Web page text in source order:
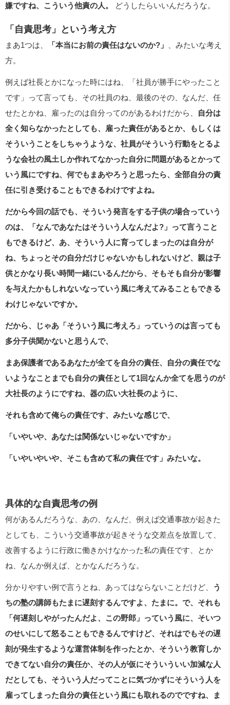
嫌ですね、こういう他責の人。 どうしたらいいんだろうな。
「自責思考」という考え方
まあ1つは、 「本当にお前の責任はないのか?」
、みたいな考え
方。
例えば社長とかになった時にはね、「社員が勝手にやったこと
です」って言っても、その社員のね、最後のその、なんだ、任
せたとかね、雇ったのは自分ってのがあるわけだから、
自分は
全く知らなかったとしても、雇った責任があるとか、もしくは
そういうことをしちゃうような、社員がそういう行動をとるよ
うな会社の風土しか作れてなかった自分に問題があるとかって
いう風にですね、何でもまあやろうと思ったら、全部自分の責
任に引き受けることもできるわけですよね。
だから今回の話でも、そういう発言をする子供の場合っていう
のは、「なんであなたはそういう人なんだよ?」って言うこと
もできるけど、あ、そういう人に育ってしまったのは自分が
ね、ちょっとその自分だけじゃないかもしれないけど、親は子
供とかなり長い時間一緒にいるんだから、そもそも自分が影響
を与えたかもしれないなっていう風に考えてみることもできる
わけじゃないですか。
だから、じゃあ「そういう風に考えろ」っていうのは言っても
多分子供聞かないと思うんで、
まあ保護者であるあなたが全てを自分の責任、自分の責任でな
いようなことまでも自分の責任として1回なんか全てを思うのが
大社長のようにですね、器の広い大社長のように、
それも含めて俺らの責任です、みたいな感じで、
「いやいや、あなたは関係ないじゃないですか」
「いやいやいや、そこも含めて私の責任です」みたいな。
具体的な自責思考の例
何があるんだろうな、あの、なんだ、例えば交通事故が起きた
としても、こういう交通事故が起きそうな交差点を放置して、
改善するように行政に働きかけなかった私の責任です、とか
ね、なんか例えば、とかなんだろうな。
分かりやすい例で言うとね、あってはならないことだけど、
う
ちの塾の講師もたまに遅刻するんですよ、たまに。で、それも
「何遅刻しやがったんだよ、この野郎」っていう風に、そいつ
のせいにして怒ることもできるんですけど、それはでもその遅
刻が発生するような運営体制を作ったとか、そういう教育しか
できてない自分の責任か、その人が仮にそういういい加減な人
だとしても、そういう人だってことに気づかずにそういう人を
雇ってしまった自分の責任という風にも取れるのでですね、ま